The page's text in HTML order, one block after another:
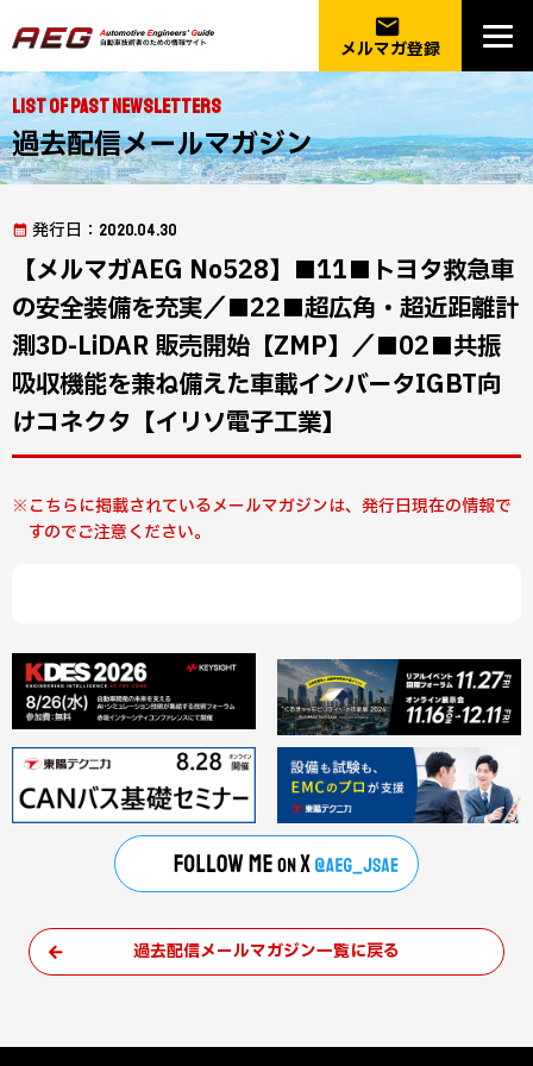
email
メルマガ登録
List of Past Newsletters
過去配信メールマガジン
発行日 ：2020.04.30
【メルマガAEG No528】■11■トヨタ救急車
の安全装備を充実／■22■超広角・超近距離計
測3D-LiDAR 販売開始【ZMP】／■02■共振
吸収機能を兼ね備えた車載インバータIGBT向
けコネクタ【イリソ電子工業】
こちらに掲載されているメールマガジンは、発行日現在の情報で
すのでご注意ください。
過去配信メールマガジン一覧に戻る